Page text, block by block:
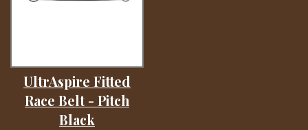
UltrAspire Fitted
Race Belt - Pitch
Black